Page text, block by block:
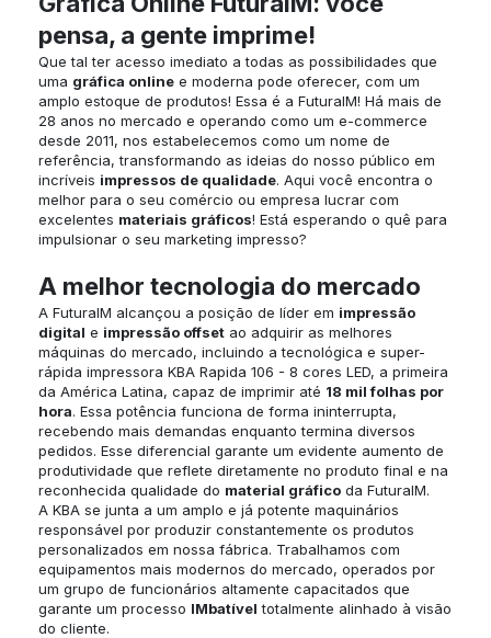
pensa, a gente imprime!
Que tal ter acesso imediato a todas as possibilidades que
uma gráfica online e moderna pode oferecer, com um
amplo estoque de produtos! Essa é a FuturaIM! Há mais de
28 anos no mercado e operando como um e-commerce
desde 2011, nos estabelecemos como um nome de
referência, transformando as ideias do nosso público em
incríveis impressos de qualidade. Aqui você encontra o
melhor para o seu comércio ou empresa lucrar com
excelentes materiais gráficos! Está esperando o quê para
impulsionar o seu marketing impresso?
A melhor tecnologia do mercado
A FuturaIM alcançou a posição de líder em impressão
digital e impressão offset ao adquirir as melhores
máquinas do mercado, incluindo a tecnológica e super-
rápida impressora KBA Rapida 106 - 8 cores LED, a primeira
da América Latina, capaz de imprimir até 18 mil folhas por
hora. Essa potência funciona de forma ininterrupta,
recebendo mais demandas enquanto termina diversos
pedidos. Esse diferencial garante um evidente aumento de
produtividade que reflete diretamente no produto final e na
reconhecida qualidade do material gráfico da FuturaIM.
A KBA se junta a um amplo e já potente maquinários
responsável por produzir constantemente os produtos
personalizados em nossa fábrica. Trabalhamos com
equipamentos mais modernos do mercado, operados por
um grupo de funcionários altamente capacitados que
garante um processo IMbatível totalmente alinhado à visão
do cliente.